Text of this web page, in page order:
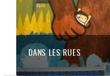
DANS LES RUES